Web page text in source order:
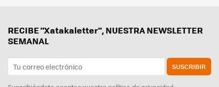
RECIBE "Xatakaletter", NUESTRA NEWSLETTER
SEMANAL
SUSCRIBIR